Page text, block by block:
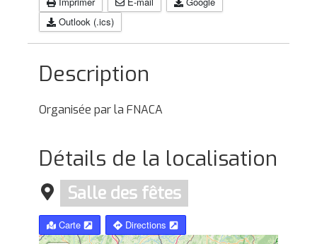
Outlook (.ics)
Description
Organisée par la FNACA
Détails de la localisation
Salle des fêtes
Carte Directions